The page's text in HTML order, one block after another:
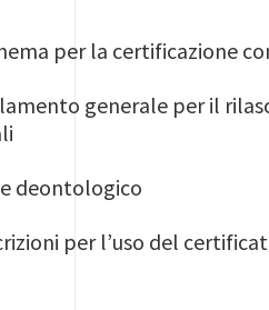
per la certificazione
generale per il
deontologico
per l’uso del